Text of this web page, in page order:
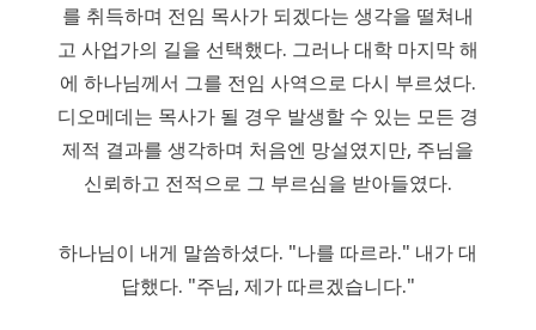
를 취득하며 전임 목사가 되겠다는 생각을 떨쳐내
고 사업가의 길을 선택했다. 그러나 대학 마지막 해
에 하나님께서 그를 전임 사역으로 다시 부르셨다.
디오메데는 목사가 될 경우 발생할 수 있는 모든 경
제적 결과를 생각하며 처음엔 망설였지만, 주님을
신뢰하고 전적으로 그 부르심을 받아들였다.
하나님이 내게 말씀하셨다. "나를 따르라." 내가 대
답했다. "주님, 제가 따르겠습니다."